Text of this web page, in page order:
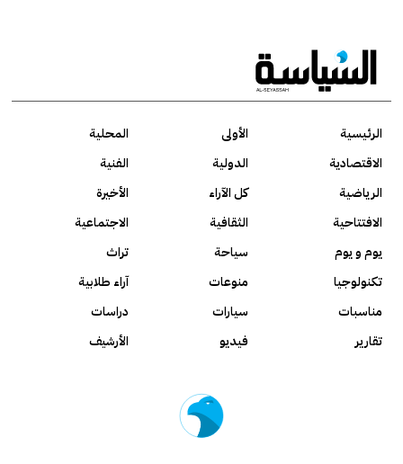
الرئيسية الأولى
المحلية
الاقتصادية
الدولية
الفنية
الرياضية
كل الآراء
الأخيرة
الافتتاحية
الثقافية
الاجتماعية
يوم و يوم
سياحة
تراث
تكنولوجيا
منوعات
آراء طلابية
مناسبات
سيارات
دراسات
تقارير
فيديو الأرشيف